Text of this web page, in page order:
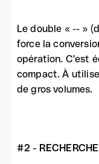
Le double « -- »
force la
opération. C'est
compact. À
de gros volumes.
#2 -